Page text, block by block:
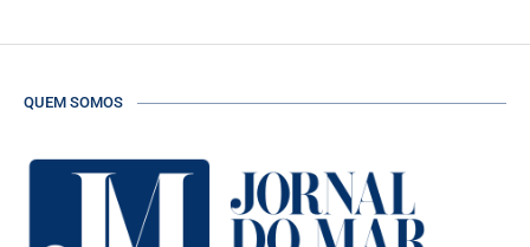
QUEM SOMOS